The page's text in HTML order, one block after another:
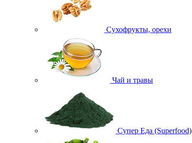
Сухофрукты, орехи
Чай и травы
Супер Еда (Superfood)